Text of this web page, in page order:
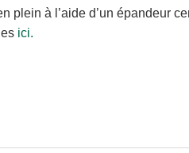
plein à l’aide d’un épandeur
ici.